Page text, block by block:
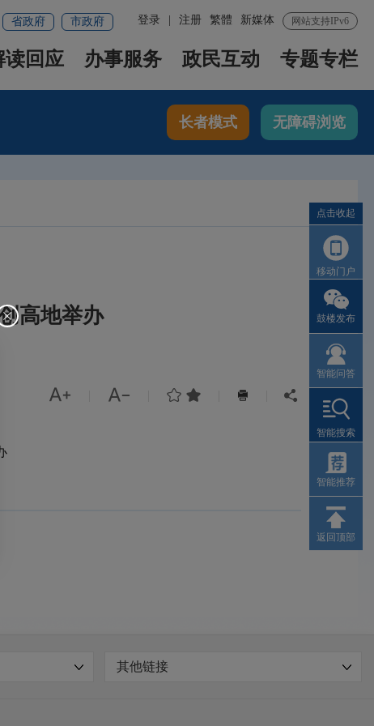
网站支持IPv6
新媒体
繁體
登录 注册
省政府 市政府
读回应 办事服务 政民互动 专题专栏
长者模式 无障碍浏览
高地举办
     
其他链接
点击收起
移动门户
鼓楼发布
智能问答
智能搜索
智能推荐
返回顶部